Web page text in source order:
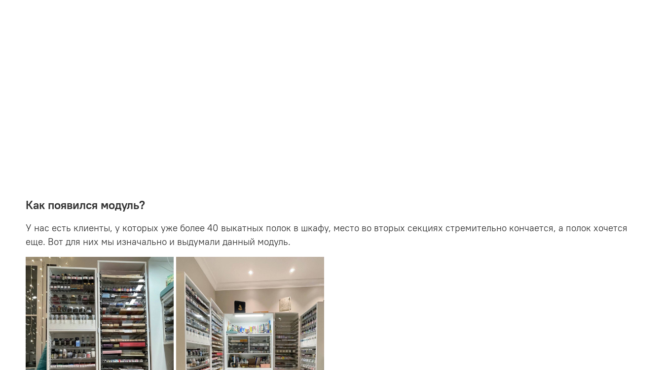
Как появился модуль?
У нас есть клиенты, у которых уже более 40 выкатных полок в шкафу, место во вторых секциях стремительно кончается, а полок хочется
еще. Вот для них мы изначально и выдумали данный модуль.